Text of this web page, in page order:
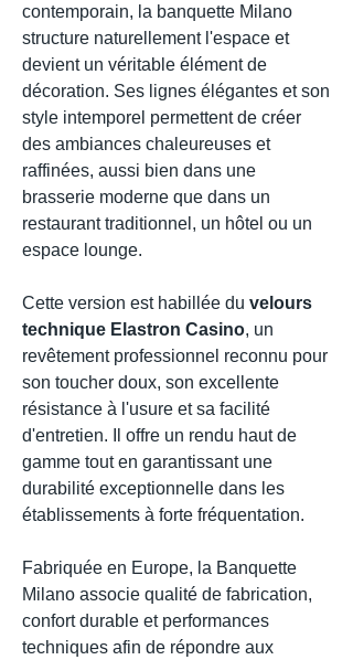
contemporain, la banquette Milano
structure naturellement l'espace et
devient un véritable élément de
décoration. Ses lignes élégantes et son
style intemporel permettent de créer
des ambiances chaleureuses et
raffinées, aussi bien dans une
brasserie moderne que dans un
restaurant traditionnel, un hôtel ou un
espace lounge.
Cette version est habillée du velours
technique Elastron Casino, un
revêtement professionnel reconnu pour
son toucher doux, son excellente
résistance à l'usure et sa facilité
d'entretien. Il offre un rendu haut de
gamme tout en garantissant une
durabilité exceptionnelle dans les
établissements à forte fréquentation.
Fabriquée en Europe, la Banquette
Milano associe qualité de fabrication,
confort durable et performances
techniques afin de répondre aux